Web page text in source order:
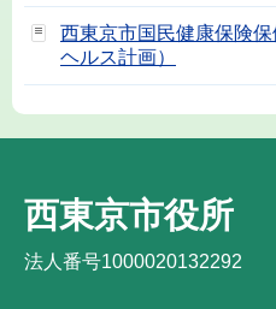
西東京市国民健康保険
ヘルス計画）
西東京市役所
法人番号1000020132292